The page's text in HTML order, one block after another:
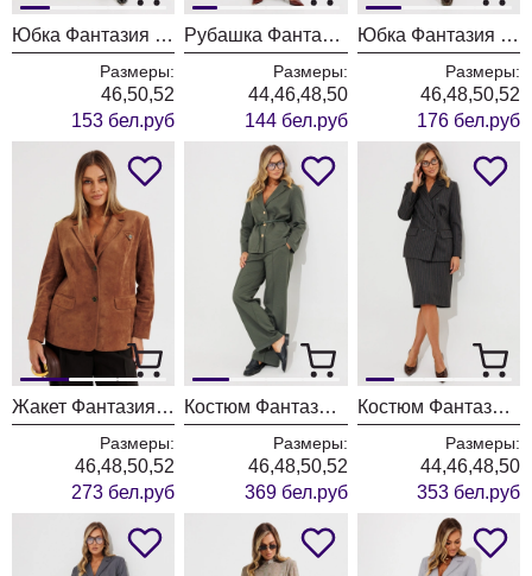
Юбка Фантазия Мод 4875/1
Размеры:
46,50,52
153 бел.руб
Рубашка Фантазия Мод 5238/1
Размеры:
44,46,48,50
144 бел.руб
Юбка Фантазия Мод 5567
Размеры:
46,48,50,52
176 бел.руб
Жакет Фантазия Мод 5565
Размеры:
46,48,50,52
273 бел.руб
Костюм Фантазия Мод 5240п
Размеры:
46,48,50,52
369 бел.руб
Костюм Фантазия Мод 5236-1
Размеры:
44,46,48,50
353 бел.руб